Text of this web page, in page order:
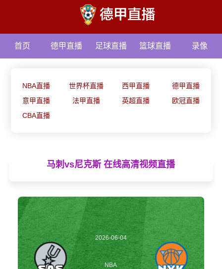
首页 德甲直播 足球直播 篮球直播 录像
NBA直播 世界杯直播 西甲直播
德甲直播
意甲直播
法甲直播 英超直播
欧冠直播
CBA直播
马刺vs尼克斯 在线高清视频直播
2026-06-04
08:30:00
NBA